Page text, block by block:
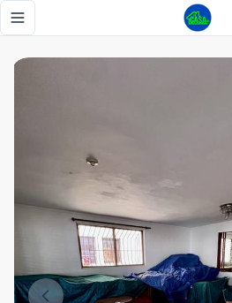
Toggle navigation menu
GAZCUE, VENDO O ALQUILO